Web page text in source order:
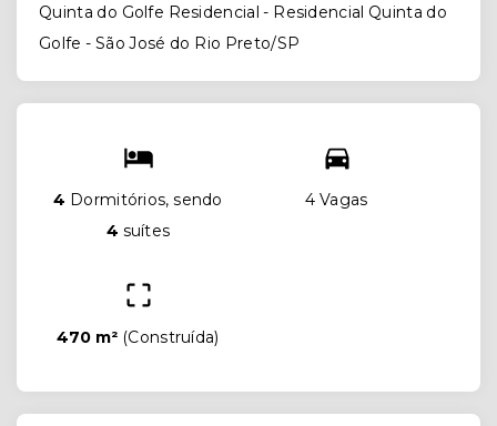
Quinta do Golfe Residencial - Residencial Quinta do
Golfe - São José do Rio Preto/SP
4 Dormitórios, sendo
4 suítes
4 Vagas
470 m² (Construída)